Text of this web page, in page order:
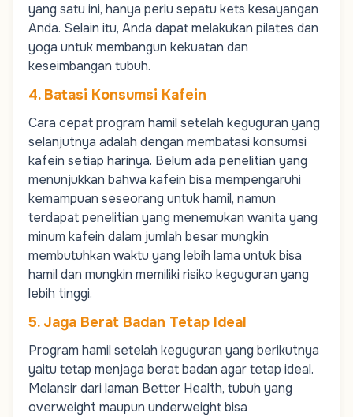
yang satu ini, hanya perlu sepatu kets kesayangan
Anda. Selain itu, Anda dapat melakukan pilates dan
yoga untuk membangun kekuatan dan
keseimbangan tubuh.
4. Batasi Konsumsi Kafein
Cara cepat program hamil setelah keguguran yang
selanjutnya adalah dengan membatasi konsumsi
kafein setiap harinya. Belum ada penelitian yang
menunjukkan bahwa kafein bisa mempengaruhi
kemampuan seseorang untuk hamil, namun
terdapat penelitian yang menemukan wanita yang
minum kafein dalam jumlah besar mungkin
membutuhkan waktu yang lebih lama untuk bisa
hamil dan mungkin memiliki risiko keguguran yang
lebih tinggi.
5. Jaga Berat Badan Tetap Ideal
Program hamil setelah keguguran yang berikutnya
yaitu tetap menjaga berat badan agar tetap ideal.
Melansir dari laman Better Health, tubuh yang
overweight maupun underweightbisa